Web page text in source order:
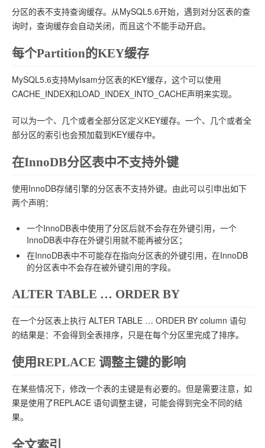
分区的表不支持查询缓存。从MySQL5.6开始，遇到对分区表的查
询时，查询缓存会自动关闭，而且这个不能手动开启。
每个Partition的KEY缓存
MySQL5.6支持MyIsam分区表的KEY缓存，这个可以使用
CACHE_INDEX和LOAD_INDEX_INTO_CACHE声明来实现。
可以为一个、几个或者全部分区定义KEY缓存。一个、几个或者全
部分区的索引也会预加载到KEY缓存中。
在InnoDB分区表中不支持外键
使用InnoDB存储引擎的分区表不支持外键。由此可以引申出如下
两个声明：
一个InnoDB表中使用了分区后就不会存在外键引用，一个
InnoDB表中存在外键引用就不能再被分区；
在InnoDB表中不可能存在指向分区表的外键引用，在InnoDB
的分区表中不会存在被外键引用的字段。
ALTER TABLE … ORDER BY
在一个分区表上执行 ALTER TABLE … ORDER BY column 语句
的结果是：不会得到全表排序，只是在每个分区里完成了排序。
使用REPLACE 调整主键的影响
在某些情况下，修改一个表的主键是有必要的。但是需要注意，如
果是使用了REPLACE 语句调整主键，可能会得到完全不同的结
果。
全文索引